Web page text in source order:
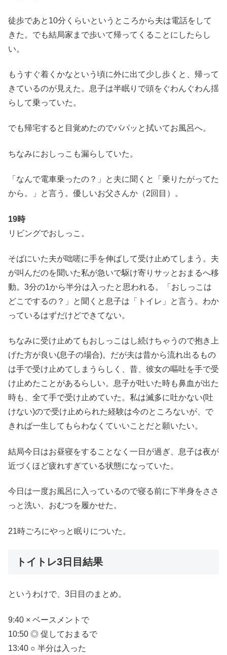
徒歩であと10分くらいというところから夫は電話をして
きた。でも結局家まで歩いて帰ってくることにしたらし
い。
もうすぐ着くかなという頃に外に出て少し歩くと、帰って
きているのが見えた。息子は半眠りで頭をぐわんぐわん揺
らして乗っていた。
でも帰宅すると目覚めたのでパパッと拭いてお風呂へ。
ちなみにおしっこも漏らしていた。
「なんで電車乗ったの？」と夫に聞くと「乗りたがってた
から。」と言う。優しいお父さんか（2回目）。
19時
リビングでおしっこ。
そばにいた夫が咄嗟に手を伸ばして受け止めてしまう。夫
が叫んだのを聞いた私が急いで駆け寄りサッとおまるへ移
動。3分の1から半分は入ったと思われる。「おしっこは
どこでするの？」と聞くと息子は「トイレ」と言う。わか
っているはずだけどできてない。
ちなみに受け止めてもおしっこはし続けちゃうので抱き上
げた方が良い(息子の場合)。だが夫は昔から流れ出るもの
は手で受け止めてしまうらしく、昔、彼女の嘔吐を手で受
け止めたことがあるらしい。息子が吐いた時も鼻血が出た
時も、全て手で受け止めていた。私は滅多に吐かない(吐
けない)ので受け止められた経験は今のところないが、で
きれば一生してもらわなくていいことだと願いたい。
結局今日はお昼寝をすることなく一日が過ぎ、息子は夜が
近づくほど疲れすぎている状態になっていた。
今日は一度お風呂に入っているので寝る前に下半身をささ
っと洗い、おむつを履かせた。
21時ごろにやっと眠りについた。
トイトレ3日目結果
というわけで、3日目のまとめ。
9:40 × ベースメントで
10:50 ◎ 促しておまるで
13:40 ○ 半分は入った